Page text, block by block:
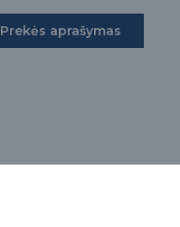
Prekės aprašymas